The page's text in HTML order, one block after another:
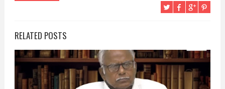
RELATED POSTS